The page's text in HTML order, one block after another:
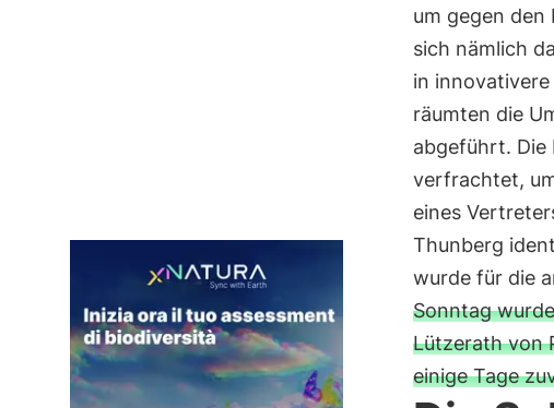
um gegen den
sich nämlich
in
räumten die
abgeführt. Die
verfrachtet,
eines
Thunberg
wurde für die
Sonntag
Lützerath von
einige Tage